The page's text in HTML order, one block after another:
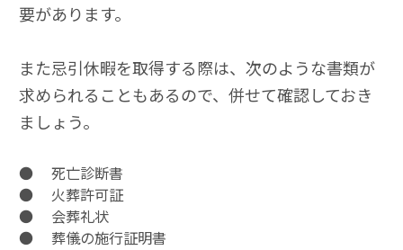
要があります。
また忌引休暇を取得する際は、次のような書類が
求められることもあるので、併せて確認しておき
ましょう。
● 死亡診断書
● 火葬許可証
● 会葬礼状
● 葬儀の施行証明書